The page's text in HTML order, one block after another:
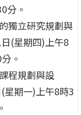
分。
獨立研究規劃與
(星期四)上午8
。
程規劃與設
星期一)上午8時3